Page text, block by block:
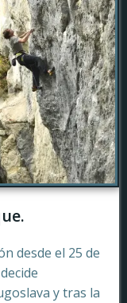
desde el 25 de
y tras la